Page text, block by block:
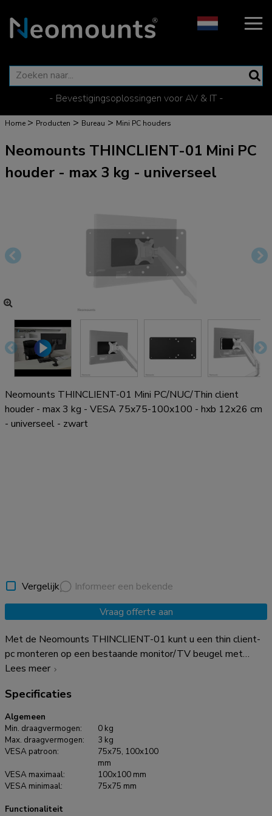
- Bevestigingsoplossingen voor AV & IT -
Home > Producten > Bureau > Mini PC houders
Neomounts THINCLIENT-01 Mini PC
houder - max 3 kg - universeel
Neomounts THINCLIENT-01 Mini PC/NUC/Thin client
houder - max 3 kg - VESA 75x75-100x100 - hxb 12x26 cm
- universeel - zwart
Vergelijk
Informeer een bekende
Vraag offerte aan
Met de Neomounts THINCLIENT-01 kunt u een thin client-
pc monteren op een bestaande monitor/TV beugel met
VESA75/100 gaten. Een thin client beugel zorgt voor een
gemonteerd en geen kostbare ruimte op uw bureau inneemt.
Dit product bevat VESA 75x75 mm en VESA 100x100 mm
gatenpatronen zodat het eenvoudig geinstalleerd kan
worden op flatscreens en/of flatscreen-mounts. Alle
montage materiaal wordt meegeleverd met het product.
Lees meer
Specificaties
Algemeen
Min. draagvermogen:
0 kg
Max. draagvermogen:
3 kg
VESA patroon:
75x75, 100x100
mm
VESA maximaal:
100x100 mm
VESA minimaal:
75x75 mm
Functionaliteit